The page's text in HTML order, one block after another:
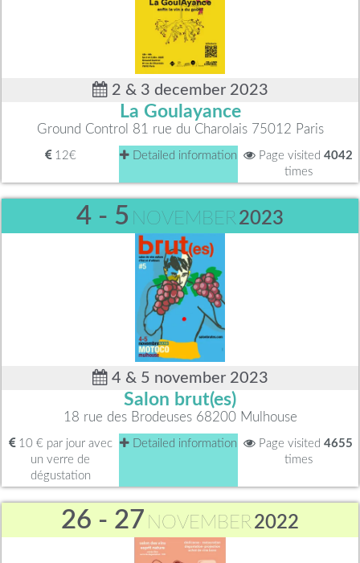
2 & 3 december 2023
La Goulayance
Ground Control 81 rue du Charolais 75012 Paris
12€ Detailed information Page visited 4042
times
4 - 5 NOVEMBER2023
4 & 5 november 2023
Salon brut(es)
18 rue des Brodeuses 68200 Mulhouse
10 € par jour avec
un verre de
dégustation
Detailed information Page visited 4655
times
26 - 27 NOVEMBER2022